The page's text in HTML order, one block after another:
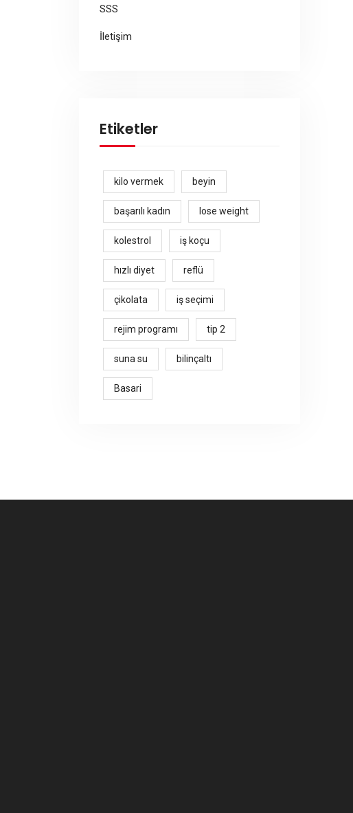
SSS
İletişim
Etiketler
kilo vermek beyin
başarılı kadın lose weight
kolestrol iş koçu
hızlı diyet reflü
çikolata iş seçimi
rejim programı tip 2
suna su bilinçaltı
Basari